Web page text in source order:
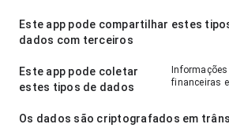
Este app pode compartilhar estes
dados com terceiros
Este app pode coletar
estes tipos de dados
financeiras
Os dados são criptografados em